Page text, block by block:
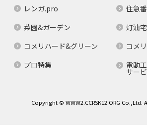
レンガ.pro
住急番
菜園&ガーデン
灯油
コメリハード&グリーン
コメ
プロ特集
電動
サー
Copyright © WWW2.CCRSK12.ORG Co.,Ltd.